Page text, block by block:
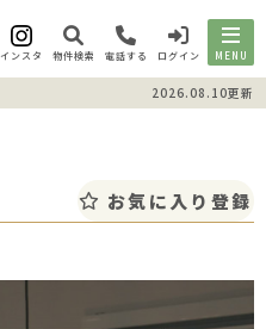
インスタ 物件検索 電話する ログイン MENU
2026.08.10更新
お気に入り登録